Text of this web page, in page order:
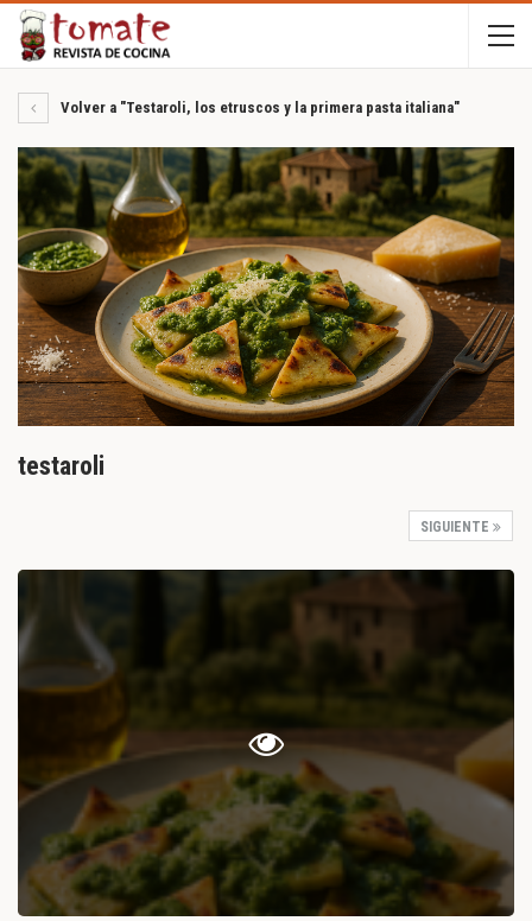
Volver a "Testaroli, los etruscos y la primera pasta italiana"
testaroli
SIGUIENTE